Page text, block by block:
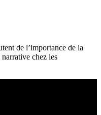
de l’importance de la
chez les